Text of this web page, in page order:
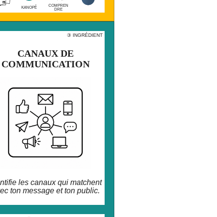
KANOPÉ
COMPREN
DRE
③ INGRÉDIENT
CANAUX DE
COMMUNICATION
les canaux qui matchent
ton message et ton public.
⚫️ ⚫️
CANAUX DE
COMMUNICATION
connaître ? Cette carte te guide dans
des canaux de communication.